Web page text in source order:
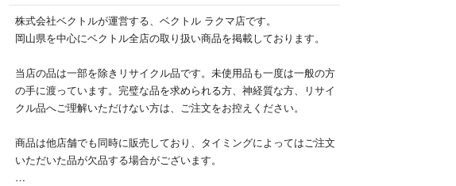
株式会社ベクトルが運営する、ベクトル ラクマ店です。
岡山県を中心にベクトル全店の取り扱い商品を掲載しております。
当店の品は一部を除きリサイクル品です。未使用品も一度は一般の方
の手に渡っています。完璧な品を求められる方、神経質な方、リサイ
クル品へご理解いただけない方は、ご注文をお控えください。
商品は他店舗でも同時に販売しており、タイミングによってはご注文
いただいた品が欠品する場合がございます。